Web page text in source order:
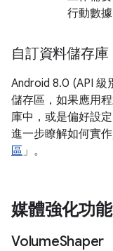
行動數據
自訂資料儲存庫
Android 8.0 (API 級
儲存區，如果應用
庫中，或是偏好設
進一步瞭解如何實
區」。
媒體強化功能
VolumeShaper